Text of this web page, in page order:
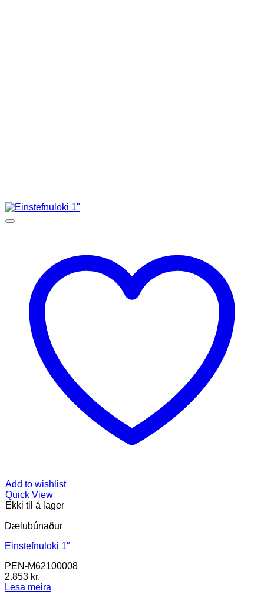
Add to wishlist
Quick View
Ekki til á lager
Dælubúnaður
Einstefnuloki 1″
PEN-M62100008
2.853 kr.
Lesa meira